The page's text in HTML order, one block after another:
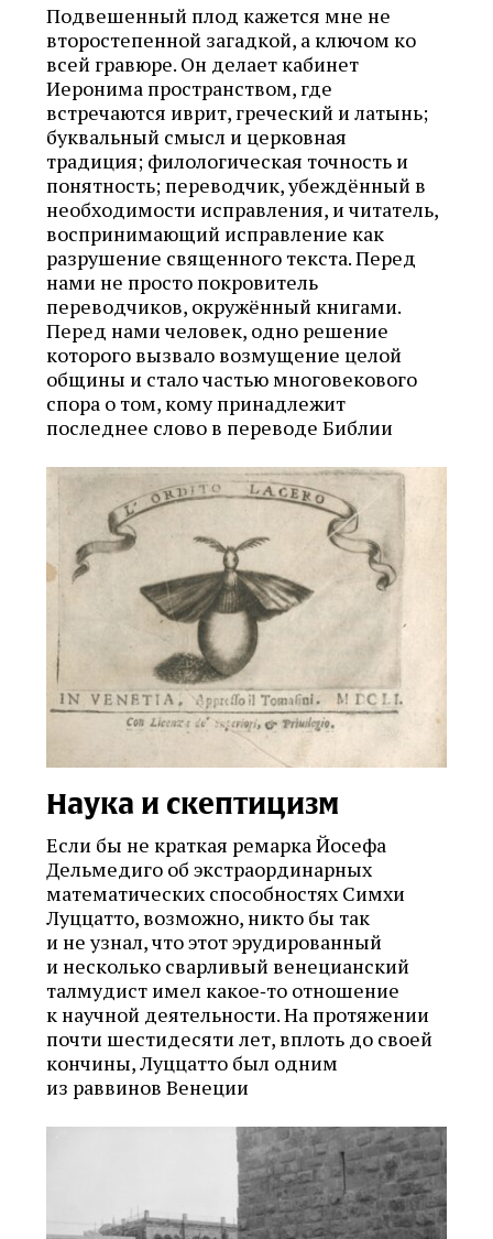
Подвешенный плод кажется мне не
второстепенной загадкой, а ключом ко
всей гравюре. Он делает кабинет
Иеронима пространством, где
встречаются иврит, греческий и латынь;
буквальный смысл и церковная
традиция; филологическая точность и
понятность; переводчик, убеждённый в
необходимости исправления, и читатель,
воспринимающий исправление как
разрушение священного текста. Перед
нами не просто покровитель
переводчиков, окружённый книгами.
Перед нами человек, одно решение
которого вызвало возмущение целой
общины и стало частью многовекового
спора о том, кому принадлежит
последнее слово в переводе Библии
Наука и скептицизм
Если бы не краткая ремарка Йосефа
Дельмедиго об экстраординарных
математических способностях Симхи
Луццатто, возможно, никто бы так
и не узнал, что этот эрудированный
и несколько сварливый венецианский
талмудист имел какое‑то отношение
к научной деятельности. На протяжении
почти шестидесяти лет, вплоть до своей
кончины, Луццатто был одним
из раввинов Венеции